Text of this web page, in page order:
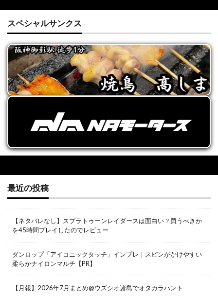
スペシャルサンクス
最近の投稿
【ネタバレなし】スプラトゥーンレイダースは面白い？買うべきか
を45時間プレイしたのでレビュー
ダンロップ「アイコニックタッチ」インプレ｜スピンがかけやすい
柔らかナイロンマルチ【PR】
【月報】2026年7月まとめ@ウズシオ諸島でオタカラハント